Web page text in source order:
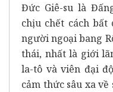
Đức Giê-su là
chịu chết cách
người ngoại bang
thái, nhất là giới
la-tô và viên đại
cảm thức sâu xa